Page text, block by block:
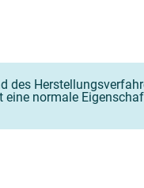
normale